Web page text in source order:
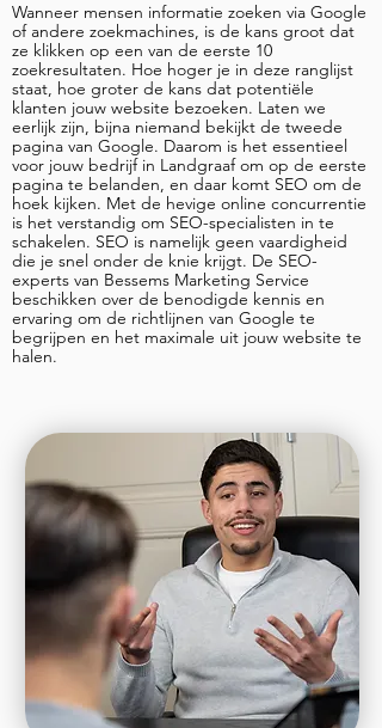
Wanneer mensen informatie zoeken via Google
of andere zoekmachines, is de kans groot dat
ze klikken op een van de eerste 10
zoekresultaten. Hoe hoger je in deze ranglijst
staat, hoe groter de kans dat potentiële
klanten jouw website bezoeken. Laten we
eerlijk zijn, bijna niemand bekijkt de tweede
pagina van Google. Daarom is het essentieel
voor jouw bedrijf in Landgraaf om op de eerste
pagina te belanden, en daar komt SEO om de
hoek kijken. Met de hevige online concurrentie
is het verstandig om SEO-specialisten in te
schakelen. SEO is namelijk geen vaardigheid
die je snel onder de knie krijgt. De SEO-
experts van Bessems Marketing Service
beschikken over de benodigde kennis en
ervaring om de richtlijnen van Google te
begrijpen en het maximale uit jouw website te
halen.